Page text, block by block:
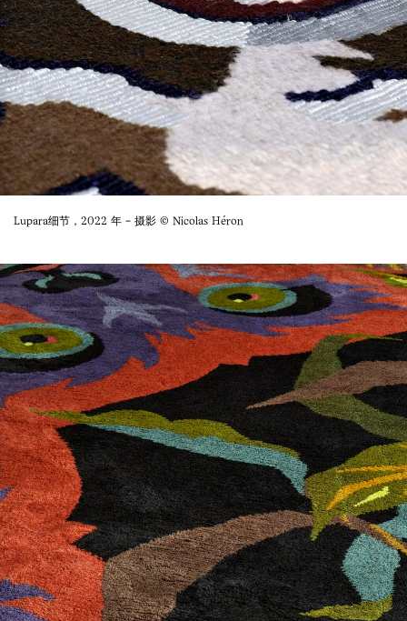
Lupara细节，2022 年 - 摄影 © Nicolas Héron